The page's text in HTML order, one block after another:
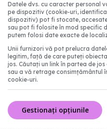
ficatului - FOTO:
este destul de
Datele dvs. cu caracter personal
pe dispozitiv (cookie-uri,
dispozitiv) pot fi stocate,
sau pot fi folosite în mod specific
putem folosi date exacte de
Unii furnizori vă pot prelucra
legitim, față de care puteți
jos. Căutați un link în partea de
sau a vă retrage consimțământul
cookie-uri.
Gestionați opțiunile